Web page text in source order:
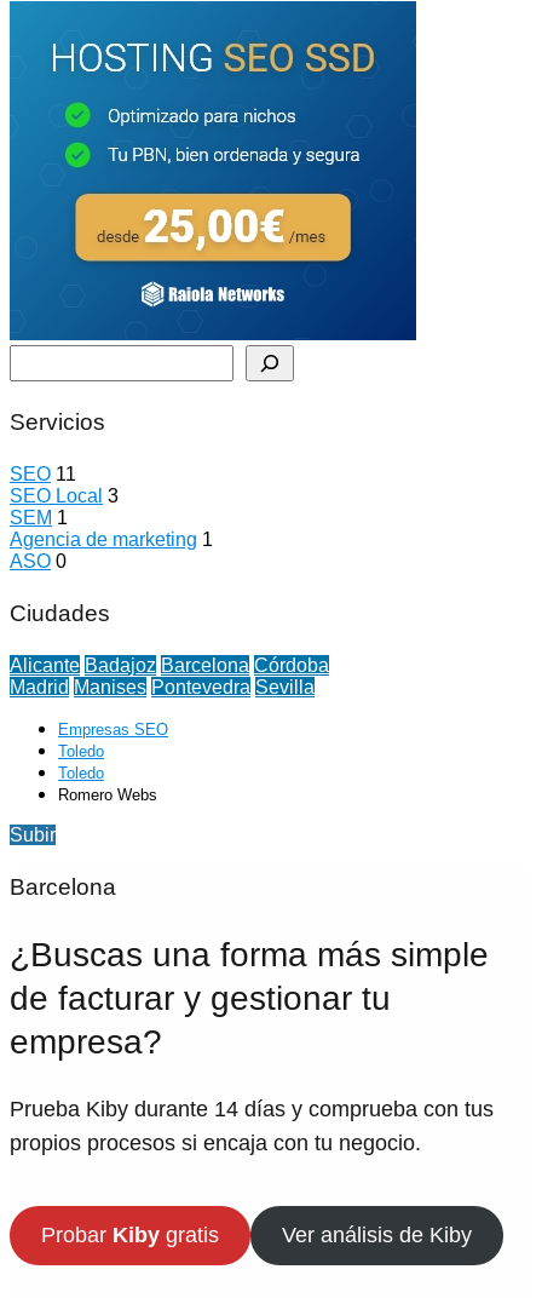
Servicios
SEO 11
SEO Local 3
SEM 1
Agencia de marketing 1
ASO 0
Ciudades
Alicante Badajoz Barcelona Córdoba
Madrid Manises Pontevedra Sevilla
Empresas SEO
Toledo
Toledo
Romero Webs
Subir
Barcelona
¿Buscas una forma más simple
de facturar y gestionar tu
empresa?
Prueba Kiby durante 14 días y comprueba con tus
propios procesos si encaja con tu negocio.
Probar Kibygratis Ver análisis de Kiby